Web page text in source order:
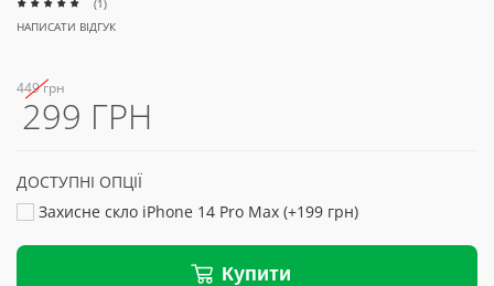
(1)
НАПИСАТИ ВІДГУК
449 грн
299 ГРН
ДОСТУПНІ ОПЦІЇ
Захисне скло iPhone 14 Pro Max (+199 грн)
Купити